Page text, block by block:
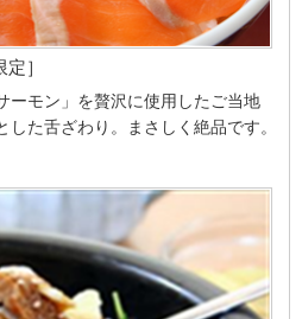
］
ーモン」を贅沢に使用したご当地
た舌ざわり。まさしく絶品です。